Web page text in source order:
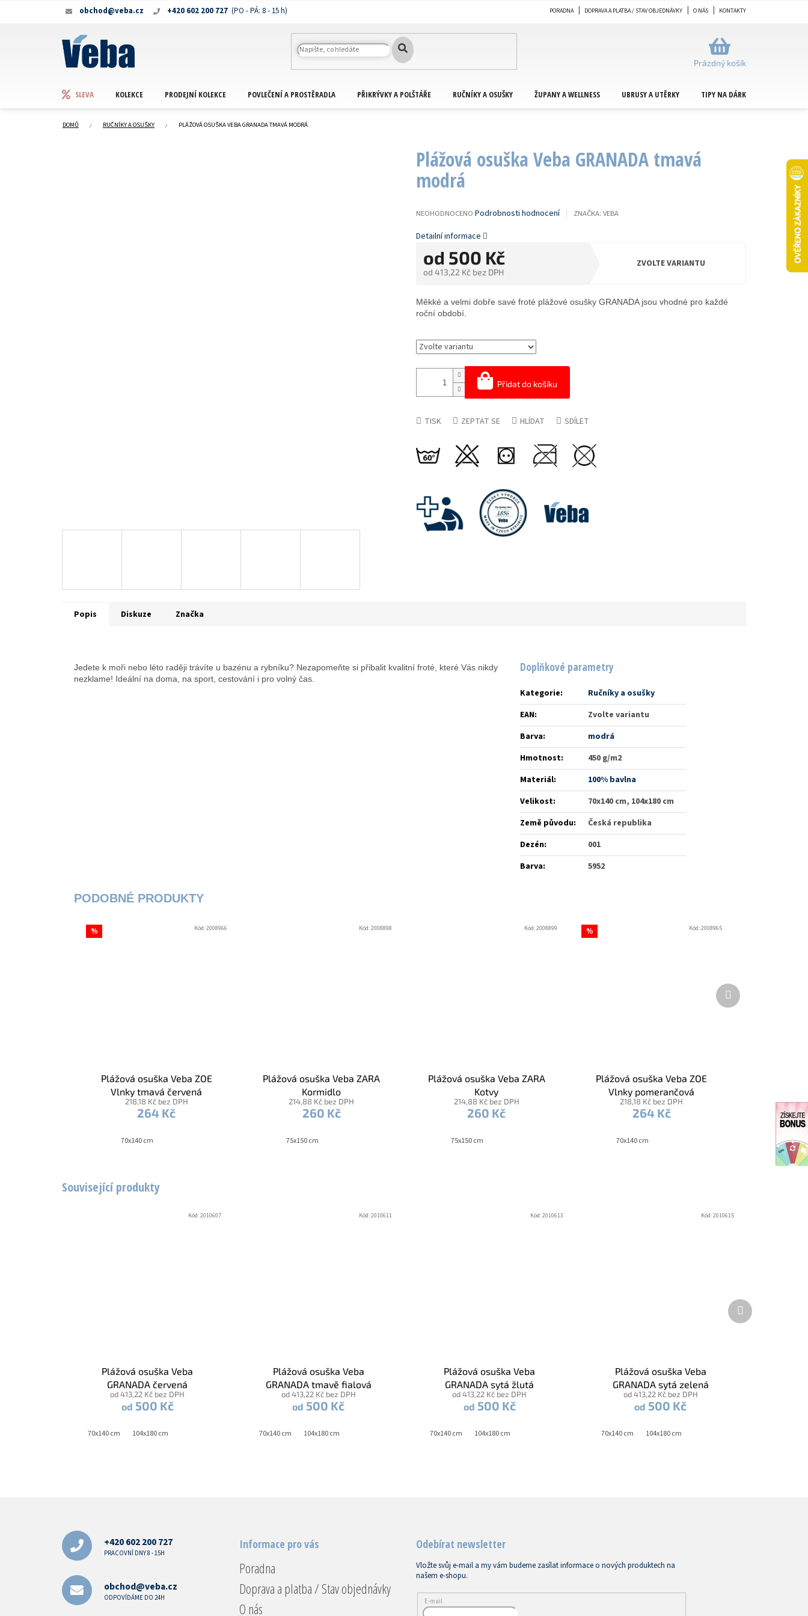
+420 602 200 727
obchod@veba.cz PORADNA DOPRAVA A PLATBA / STAV OBJEDNÁVKY O NÁS KONTAKTY
NÁKUPNÍ
KOŠÍK
Prázdný košík
SLEVA KOLEKCE PRODEJNÍ KOLEKCE POVLEČENÍ A PROSTĚRADLA PŘIKRÝVKY A POLŠTÁŘE RUČNÍKY A OSUŠKY ŽUPANY A WELLNESS UBRUSY A UTĚRKY TIPY NA DÁRKY
DOMŮ RUČNÍKY A OSUŠKY PLÁŽOVÁ OSUŠKA VEBA GRANADA TMAVÁ MODRÁ
Plážová osuška Veba GRANADA tmavá
modrá
PRŮMĚRNÉ
PRODUKTU
NEOHODNOCENO Podrobnosti hodnocení ZNAČKA: VEBA
od 500 Kč
od 413,22 Kč bez DPH
ZVOLTE VARIANTU
Přidat do košíku
Měkké a velmi dobře savé froté plážové osušky GRANADA jsou vhodné pro každé
roční období.
Detailní informace
TISK ZEPTAT SE HLÍDAT SDÍLET
Související produkty
Plážová osuška Veba
GRANADA červená
od 413,22 Kč bez DPH
od 500 Kč
70x140 cm 104x180 cm
Kód:2010607
Plážová osuška Veba
GRANADA tmavě fialová
od 413,22 Kč bez DPH
od 500 Kč
70x140 cm 104x180 cm
Kód:2010611
Plážová osuška Veba
GRANADA sytá žlutá
od 413,22 Kč bez DPH
od 500 Kč
70x140 cm 104x180 cm
Kód:2010613
Plážová osuška Veba
GRANADA sytá zelená
od 413,22 Kč bez DPH
od 500 Kč
70x140 cm 104x180 cm
Kód:2010615
Další
produkt
Popis Diskuze Značka
Jedete k moři nebo léto raději trávíte u bazénu a rybníku? Nezapomeňte si přibalit kvalitní froté, které Vás nikdy
nezklame! Ideální na doma, na sport, cestování i pro volný čas.
Doplňkové parametry
Kategorie:
Ručníky a osušky
EAN:
Zvolte variantu
Barva:
modrá
Hmotnost:
450 g/m2
Materiál:
100% bavlna
Velikost:
70x140 cm, 104x180 cm
Země původu:
Česká republika
Dezén:
001
Barva: 5952
%
Plážová osuška Veba ZOE
Vlnky tmavá červená
218,18 Kč bez DPH
264 Kč
70x140 cm
Kód:2008966
Plážová osuška Veba ZARA
Kormidlo
214,88 Kč bez DPH
260 Kč
75x150 cm
Kód:2008898
Plážová osuška Veba ZARA
Kotvy
214,88 Kč bez DPH
260 Kč
75x150 cm
Kód:2008899 %
Plážová osuška Veba ZOE
Vlnky pomerančová
218,18 Kč bez DPH
264 Kč
70x140 cm
Kód:2008965
Další
produkt
+420 602 200 727
PRACOVNÍ DNY 8 - 15H
obchod@veba.cz
ODPOVÍDÁME DO 24H
Informace pro vás
Poradna
Doprava a platba / Stav objednávky
O nás
Odebírat newsletter
Vložte svůj e-mail a my vám budeme zasílat informace o nových produktech na
našem e-shopu.
E-mail